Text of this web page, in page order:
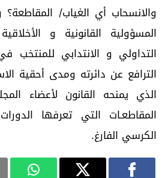
والانسحاب أي الغياب/
المسؤولية القانونية و
التداولي و الانتدابي
الترافع عن دائرته ومدى أحقية
الذي يمنحه القانون لأعضاء
المقاطعـات التي تعرفها
الكرسي الفارغ.